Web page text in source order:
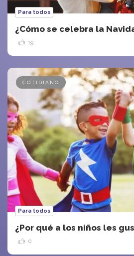
Para todos
¿Cómo se celebra la
19
COTIDIANO
Para todos
¿Por qué a los niños les
0